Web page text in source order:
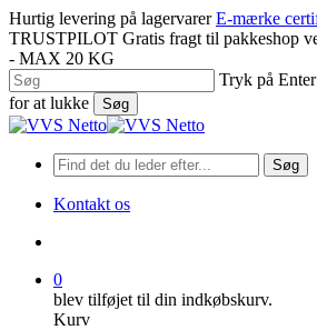
Spring
til
hovedindhold
Hurtig levering på lagervarer E-mærke
TRUSTPILOT Gratis fragt til pakkeshop
- MAX 20 KG
Tryk på
for at lukke
Søg
Luk
Søg
Kontakt os
0
blev tilføjet til din indkøbskurv.
Kurv